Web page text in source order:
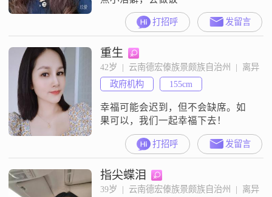
打招呼 发留言
重生
42岁  |  云南德宏傣族景颇族自治州  |  离异
政府机构
155cm
幸福可能会迟到，但不会缺席。如
果可以，我们一起幸福下去！
打招呼 发留言
指尖蝶泪
39岁  |  云南德宏傣族景颇族自治州  |  离异